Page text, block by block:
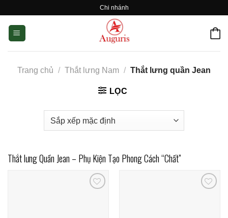
content
Chi nhánh
Trang chủ / Thắt lưng Nam / Thắt lưng quần Jean
LỌC
Thắt lưng Quần Jean – Phụ Kiện Tạo Phong Cách “Chất”